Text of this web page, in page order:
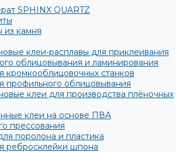
SPHINX QUARTZ
из камня
клеи-расплавы для приклеивания
облицовывания и ламинирования
кромкооблицовочных станков
профильного облицовывания
клеи для производства плёночных
клеи на основе ПВА
прессования
поролона и пластика
ребросклейки шпона